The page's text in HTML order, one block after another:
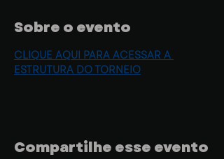
Sobre o evento
CLIQUE AQUI PARA ACESSAR A
ESTRUTURA DO TORNEIO
Compartilhe esse evento